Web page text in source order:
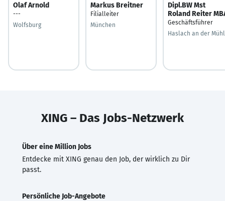
Olaf Arnold
---
Wolfsburg
Markus Breitner
Filialleiter
München
Dipl.BW Mst
Roland Reiter
Geschäftsführer
Haslach an der Mühl
XING – Das Jobs-Netzwerk
Über eine Million Jobs
Entdecke mit XING genau den Job, der wirklich zu Dir
passt.
Persönliche Job-Angebote